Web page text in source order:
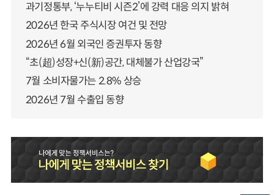
과기정통부, ‘누누티비 시즌2’에 강력 대응 의지 밝혀
2026년 한국 주식시장 여건 및 전망
2026년 6월 외국인 증권투자 동향
“초(超)성장+신(新)공간, 대체불가 산업강국”
7월 소비자물가는 2.8% 상승
2026년 7월 수출입 동향